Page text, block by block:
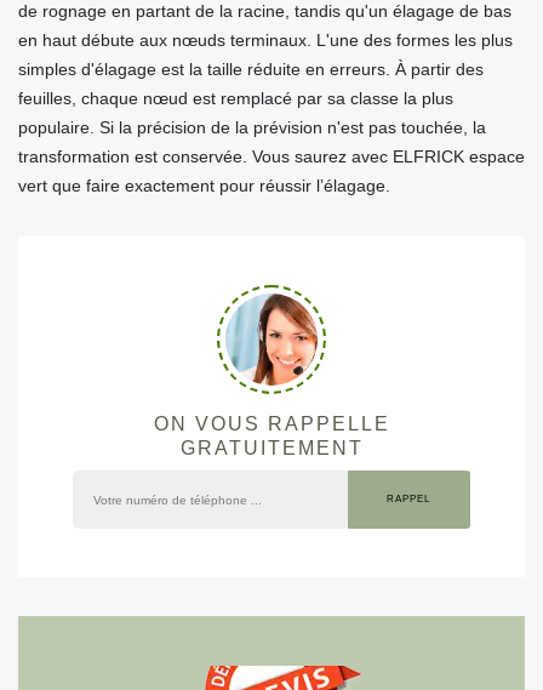
de rognage en partant de la racine, tandis qu'un élagage de bas
en haut débute aux nœuds terminaux. L'une des formes les plus
simples d'élagage est la taille réduite en erreurs. À partir des
feuilles, chaque nœud est remplacé par sa classe la plus
populaire. Si la précision de la prévision n'est pas touchée, la
transformation est conservée. Vous saurez avec ELFRICK espace
vert que faire exactement pour réussir l’élagage.
ON VOUS RAPPELLE
GRATUITEMENT